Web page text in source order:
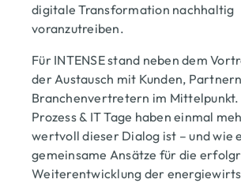
digitale Transformation nachhaltig
voranzutreiben.
Für INTENSE stand neben dem
der Austausch mit Kunden,
Branchenvertretern im Mittelpunkt.
Prozess & IT Tage haben einmal
wertvoll dieser Dialog ist – und wie
gemeinsame Ansätze für die
Weiterentwicklung der